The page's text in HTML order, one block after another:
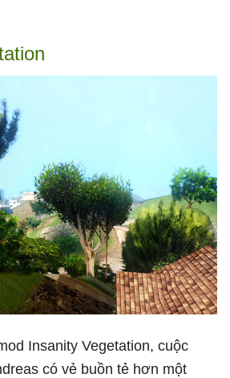
Insanity Vegetation, cuộc
có vẻ buồn tẻ hơn một